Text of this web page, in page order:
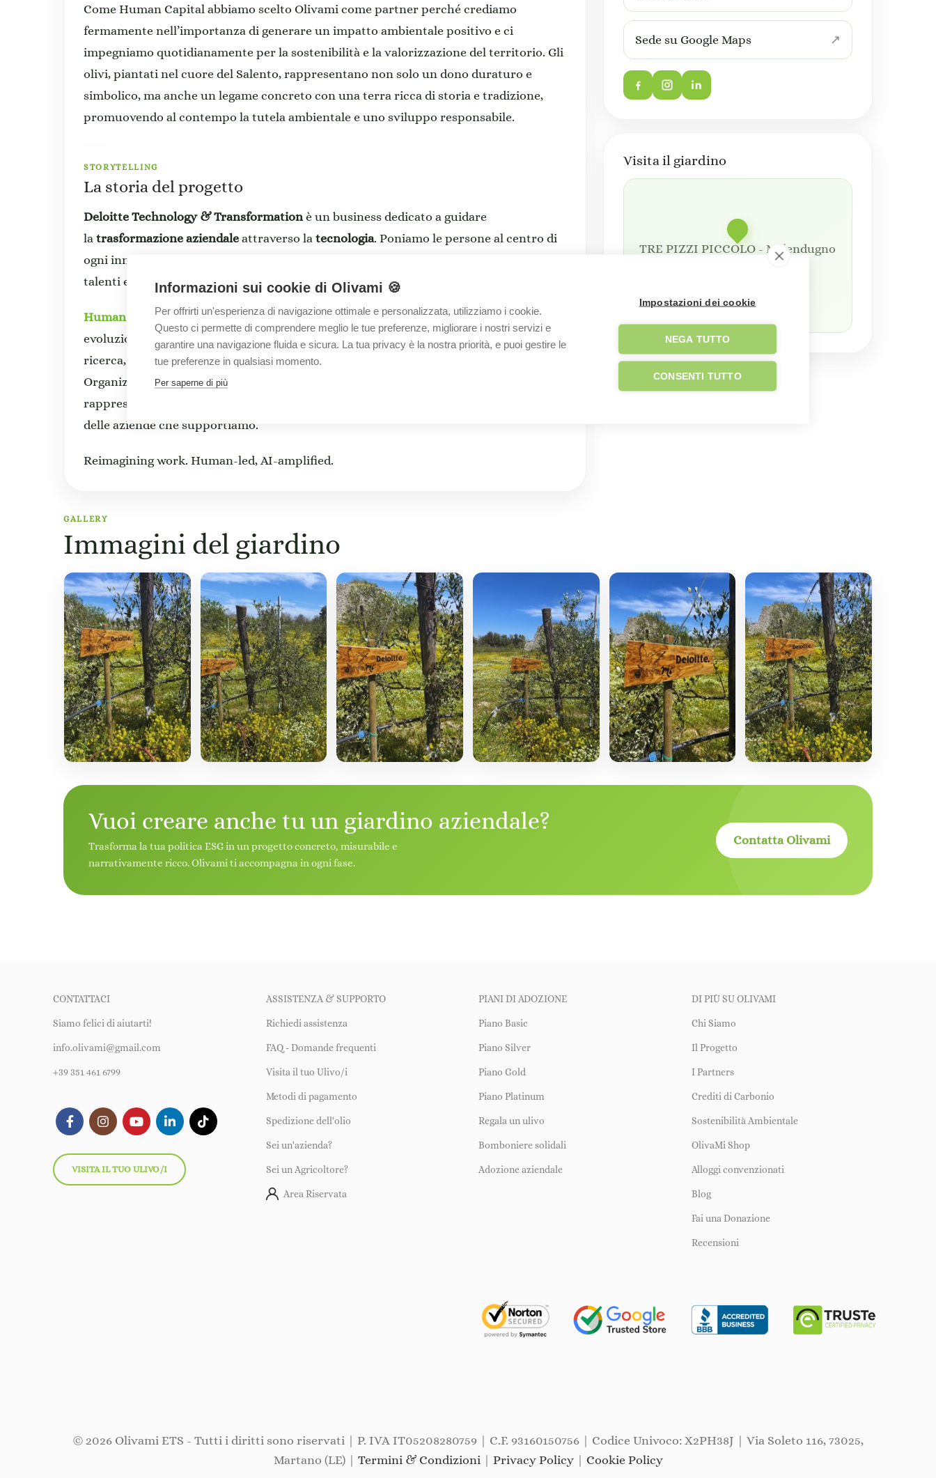
Come Human Capital abbiamo scelto Olivami come partner perché crediamo
fermamente nell’importanza di generare un impatto ambientale positivo e ci
impegniamo quotidianamente per la sostenibilità e la valorizzazione del territorio. Gli
olivi, piantati nel cuore del Salento, rappresentano non solo un dono duraturo e
simbolico, ma anche un legame concreto con una terra ricca di storia e tradizione,
promuovendo al contempo la tutela ambientale e uno sviluppo responsabile.
STORYTELLING
La storia del progetto
Deloitte Technology & Transformationè un business dedicato a guidare
la trasformazione aziendale attraverso la tecnologia. Poniamo le persone al centro di
ogni innovazione, creando un ambiente semplice e connesso, ideale per valorizzare i
talenti e favorire la crescita.
Human Capital è un’area che supporta le imprese in un mondo digitale in costante
evoluzione, in cui la persona è al centro del futuro del lavoro. Le nostre attività di
ricerca, i nostri asset e le nostre competenze nei settori HR Strategy & Technology,
Organization & Workforce Transformation e HR As a Service and Operate
rappresentano i principali abilitatori dei percorsi di cambiamento e trasformazione
delle aziende che supportiamo.
Reimagining work. Human-led, AI-amplified.
Sede su Google Maps
Visita il giardino
TRE PIZZI PICCOLO - Melendugno
GALLERY
Immagini del giardino
Vuoi creare anche tu un giardino aziendale?
Trasforma la tua politica ESG in un progetto concreto, misurabile e
narrativamente ricco. Olivami ti accompagna in ogni fase.
Contatta Olivami
CONTATTACI
Siamo felici di aiutarti!
info.olivami@gmail.com
+39 351 461 6799
VISITA IL TUO ULIVO/I
ASSISTENZA & SUPPORTO
Richiedi assistenza
FAQ - Domande frequenti
Visita il tuo Ulivo/i
Metodi di pagamento
Spedizione dell'olio
Sei un'azienda?
Sei un Agricoltore?
Area Riservata
PIANI DI ADOZIONE
Piano Basic
Piano Silver
Piano Gold
Piano Platinum
Regala un ulivo
Bomboniere solidali
Adozione aziendale
DI PIÙ SU OLIVAMI
Chi Siamo
Il Progetto
I Partners
Crediti di Carbonio
Sostenibilità Ambientale
OlivaMi Shop
Alloggi convenzionati
Blog
Fai una Donazione
Recensioni
© 2026 Olivami ETS - Tutti i diritti sono riservati | P. IVA IT05208280759 | C.F. 93160150756 | Codice Univoco: X2PH38J | Via Soleto 116, 73025,
Martano (LE) | Termini & Condizioni| Privacy Policy| Cookie Policy
Informazioni sui cookie di Olivami 🍪
Per offrirti un'esperienza di navigazione ottimale e personalizzata, utilizziamo i cookie.
Questo ci permette di comprendere meglio le tue preferenze, migliorare i nostri servizi e
garantire una navigazione fluida e sicura. La tua privacy è la nostra priorità, e puoi gestire le
tue preferenze in qualsiasi momento.
Per saperne di più
Impostazioni dei cookie
NEGA TUTTO
CONSENTI TUTTO